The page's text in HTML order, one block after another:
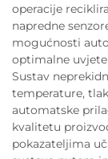
operacije
napredne
mogućnosti
optimalne
Sustav
temperature,
automatske
kvalitetu
pokazateljima